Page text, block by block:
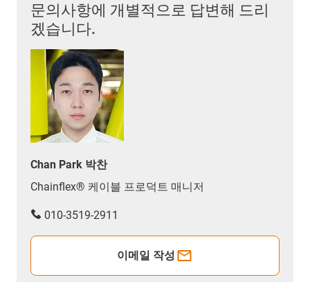
문의사항에 개별적으로 답변해 드리
겠습니다.
Chan Park 박찬
Chainflex® 케이블 프로덕트 매니저
010-3519-2911
이메일 작성